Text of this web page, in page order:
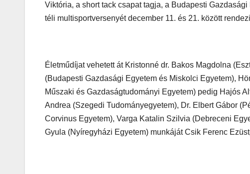
Viktória, a short tack csapat tagja, a Budapesti
téli multisportversenyét december 11. és 21. között
Életműdíjat vehetett át Kristonné dr. Bakos Magdolna
(Budapesti Gazdasági Egyetem és Miskolci Egyetem),
Műszaki és Gazdaságtudományi Egyetem) pedig Hajós
Andrea (Szegedi Tudományegyetem), Dr. Elbert Gábor
Corvinus Egyetem), Varga Katalin Szilvia (Debreceni
Gyula (Nyíregyházi Egyetem) munkáját Csik Ferenc